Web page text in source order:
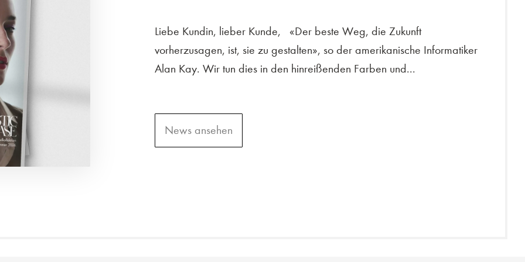
Liebe Kundin, lieber Kunde, «Der beste Weg, die Zukunft
vorherzusagen, ist, sie zu gestalten», so der amerikanische Informatiker
Alan Kay. Wir tun dies in den hinreißenden Farben und...
News ansehen